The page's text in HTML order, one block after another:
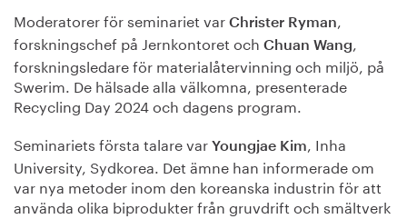
Moderatorer för seminariet var Christer Ryman,
forskningschef på Jernkontoret och Chuan Wang,
forskningsledare för materialåtervinning och miljö, på
Swerim. De hälsade alla välkomna, presenterade
Recycling Day 2024 och dagens program.
Seminariets första talare var Youngjae Kim, Inha
University, Sydkorea. Det ämne han informerade om
var nya metoder inom den koreanska industrin för att
använda olika biprodukter från gruvdrift och smältverk